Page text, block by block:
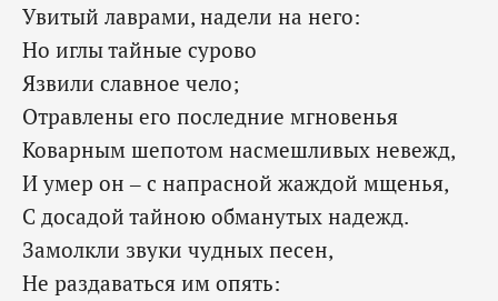
Увитый лаврами, надели на него:
Но иглы тайные сурово
Язвили славное чело;
Отравлены его последние мгновенья
Коварным шепотом насмешливых невежд,
И умер он – с напрасной жаждой мщенья,
С досадой тайною обманутых надежд.
Замолкли звуки чудных песен,
Не раздаваться им опять: